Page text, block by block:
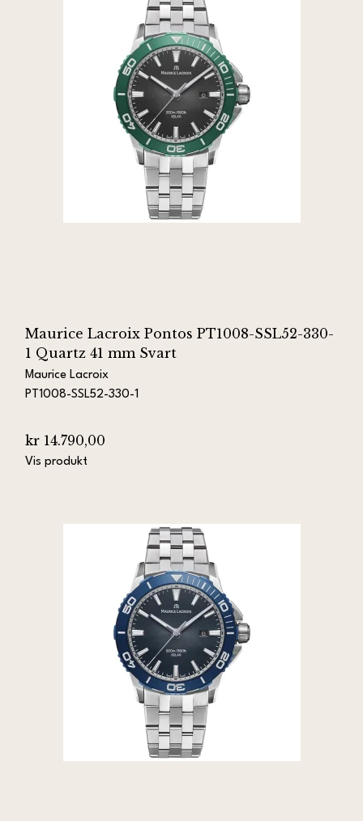
Maurice Lacroix Pontos PT1008-SSL52-330-
1 Quartz 41 mm Svart
Maurice Lacroix
PT1008-SSL52-330-1
kr 14.790,00
Vis produkt